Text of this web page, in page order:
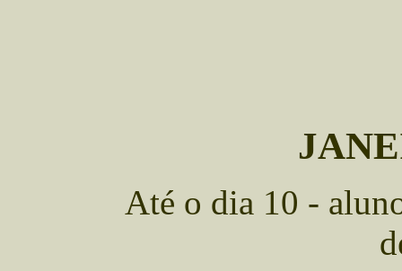
Até o dia 10 -